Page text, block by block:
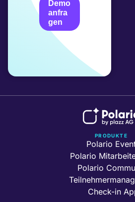
Demo
anfra
gen
PRODUKTE
Polario
Polario
Polario
Check-in